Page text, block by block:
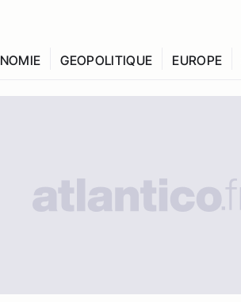
GEOPOLITIQUE EUROPE